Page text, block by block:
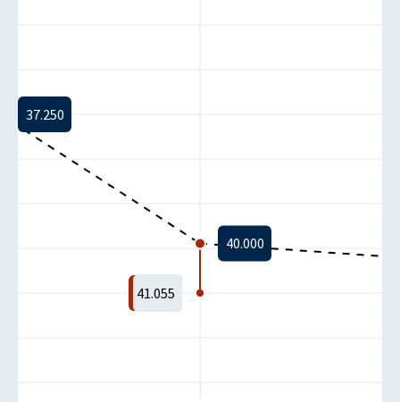
37.250
41.055
40.000